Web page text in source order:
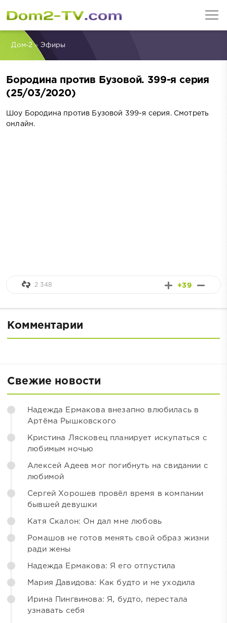
Дом-2» Эфиры
Бородина против Бузовой. 399-я серия
(25/03/2020)
Шоу Бородина против Бузовой 399-я серия. Смотреть
онлайн.
+39
2 348
Комментарии
Свежие новости
Надежда Ермакова внезапно влюбилась в
Артёма Рышковского
Кристина Лясковец планирует искупаться с
любимым ночью
Алексей Адеев мог погибнуть на свидании с
любимой
Сергей Хорошев провёл время в компании
бывшей девушки
Катя Скалон: Он дал мне любовь
Ромашов не готов менять свой образ жизни
ради жены
Надежда Ермакова: Я его отпустила
Мария Давидова: Как будто и не уходила
Ирина Пингвинова: Я, будто, перестала
узнавать себя